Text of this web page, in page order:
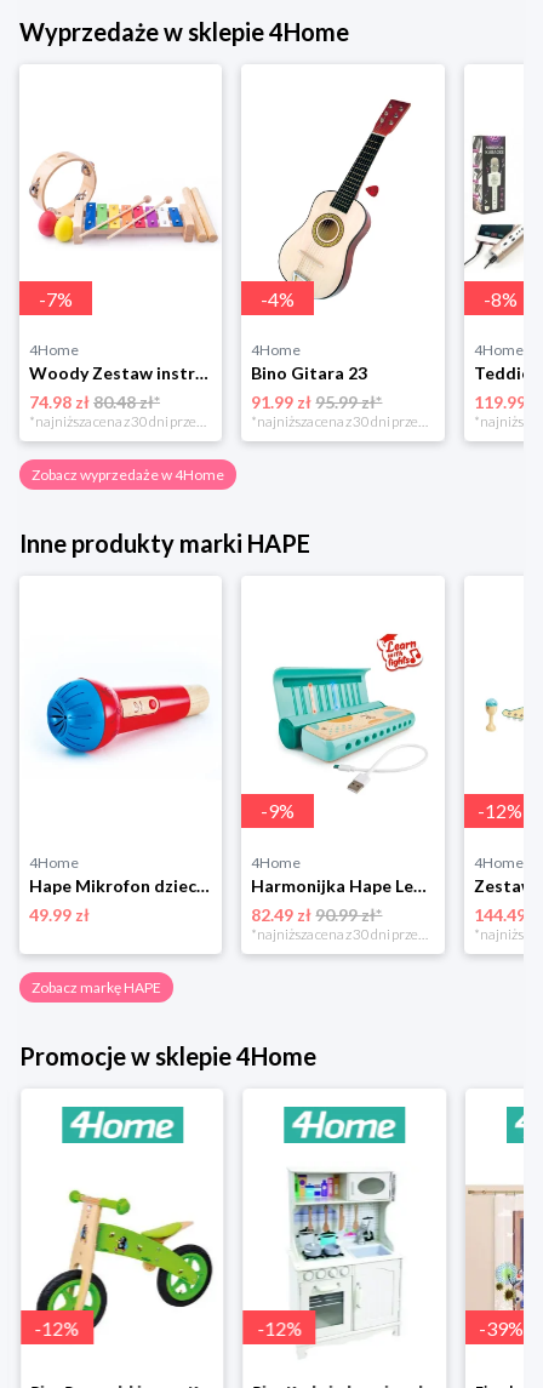
Wyprzedaże w sklepie 4Home
-7%
4Home
Woody Zestaw instrumentów muzycznych, 5 szt.
74.98 zł80.48 zł*
*najniższa cena z 30 dni przed obniżką
-4%
4Home
Bino Gitara 23
91.99 zł 95.99 zł*
*najniższa cena z 30 dni przed obniżką
-8%
4Home
119.99 zł
Zobacz wyprzedaże w 4Home
Inne produkty marki HAPE
4Home
Hape Mikrofon dziecięcy Mighty Echo, 21,8 x 8 cm
49.99 zł
-9%
4Home
Harmonijka Hape Learn with Lights
82.49 zł 90.99 zł*
-12%
4Home
144.49 zł
Zobacz markę HAPE
Promocje w sklepie 4Home
-12% -12% -39%